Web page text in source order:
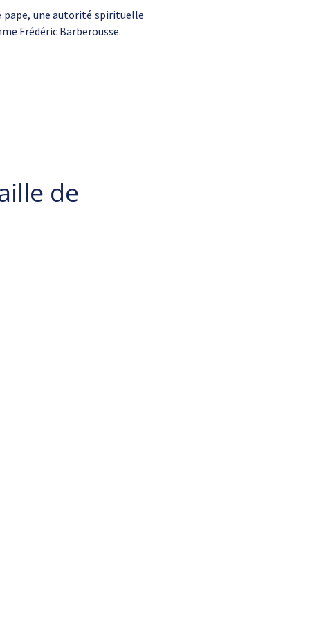
pape, une autorité spirituelle
Frédéric Barberousse.
de